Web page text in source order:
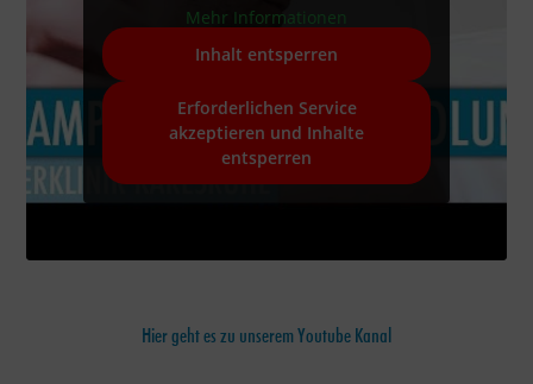
Mehr Informationen
Inhalt entsperren
Erforderlichen Service
akzeptieren und Inhalte
entsperren
Hier geht es zu unserem Youtube Kanal